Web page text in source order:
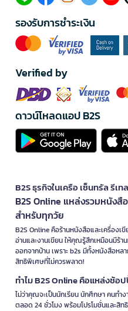
รองรับการชำระเงิน
Verified by
ดาวน์โหลดแอป B2S
B2S ธุรกิจในเครือ เซ็นทรัล รีเ
B2S Online แหล่งรวมหนังสื
สำหรับทุกวัย
B2S Online คือร้านหนังสือและเครื่อง
อ่านและงานเขียน ให้คุณรู้สึกเหมือนมีร้
ออกจากบ้าน เพราะ b2s มีทั้งหนังสือห
สิทธิพิเศษที่ไม่ควรพลาด!
ทำไม B2S Online คือแหล่งช้
ไม่ว่าคุณจะเป็นนักเรียน นักศึกษา คนท
ตลอด 24 ชั่วโมง พร้อมโปรโมชั่นและสิท